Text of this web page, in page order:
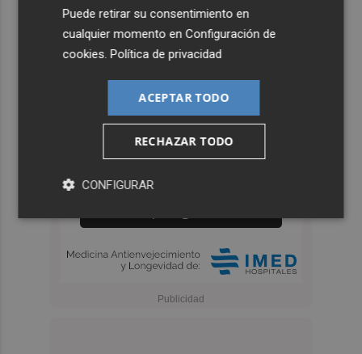
Puede retirar su consentimiento en
cualquier momento enConfiguración de
cookies .Política de privacidad
ACEPTAR TODO
RECHAZAR TODO
CONFIGURAR